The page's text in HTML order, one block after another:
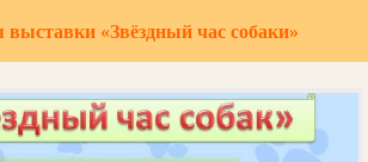
выставки «Звёздный час собаки»